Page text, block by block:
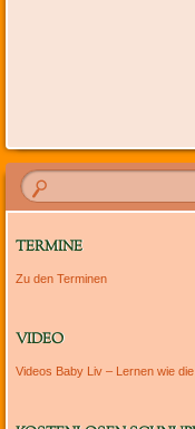
TERMINE
Zu den Terminen
VIDEO
Videos Baby Liv – Lernen wie